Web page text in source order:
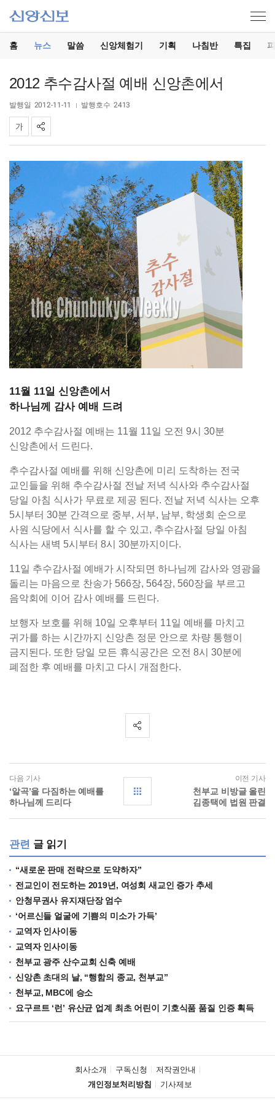
홈 뉴스 말씀 신앙체험기 기획 나침반 특집
2012 추수감사절 예배 신앙촌에서
발행일 2012-11-11 발행호수 2413
11월 11일 신앙촌에서
하나님께 감사 예배 드려
2012 추수감사절 예배는 11월 11일 오전 9시 30분
신앙촌에서 드린다.
추수감사절 예배를 위해 신앙촌에 미리 도착하는 전국
교인들을 위해 추수감사절 전날 저녁 식사와 추수감사절
당일 아침 식사가 무료로 제공 된다. 전날 저녁 식사는 오후
5시부터 30분 간격으로 중부, 서부, 남부, 학생회 순으로
사원 식당에서 식사를 할 수 있고, 추수감사절 당일 아침
식사는 새벽 5시부터 8시 30분까지이다.
11일 추수감사절 예배가 시작되면 하나님께 감사와 영광을
돌리는 마음으로 찬송가 566장, 564장, 560장을 부르고
음악회에 이어 감사 예배를 드린다.
보행자 보호를 위해 10일 오후부터 11일 예배를 마치고
귀가를 하는 시간까지 신앙촌 정문 안으로 차량 통행이
금지된다. 또한 당일 모든 휴식공간은 오전 8시 30분에
폐점한 후 예배를 마치고 다시 개점한다.
다음 기사
‘알곡’을 다짐하는 예배를
하나님께 드리다
이전 기사
천부교 비방글 올린
김종택에 법원 판결
관련 글 읽기
“새로운 판매 전략으로 도약하자”
전교인이 전도하는 2019년, 여성회 새교인 증가 추세
안청무권사 유지재단장 엄수
‘어르신들 얼굴에 기쁨의 미소가 가득’
교역자 인사이동
교역자 인사이동
천부교 광주 산수교회 신축 예배
신앙촌 초대의 날, “행함의 종교, 천부교”
천부교, MBC에 승소
요구르트 ‘런’ 유산균 업계 최초 어린이 기호식품 품질 인증 획득
회사소개 구독신청
저작권안내
개인정보처리방침
기사제보